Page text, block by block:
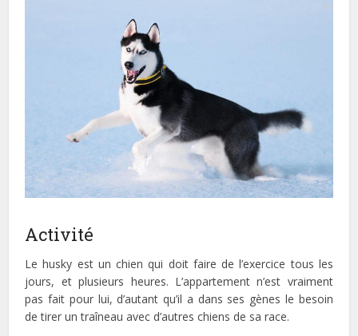
Activité
Le husky est un chien qui doit faire de l’exercice tous les
jours, et plusieurs heures. L’appartement n’est vraiment
pas fait pour lui, d’autant qu’il a dans ses gènes le besoin
de tirer un traîneau avec d’autres chiens de sa race.